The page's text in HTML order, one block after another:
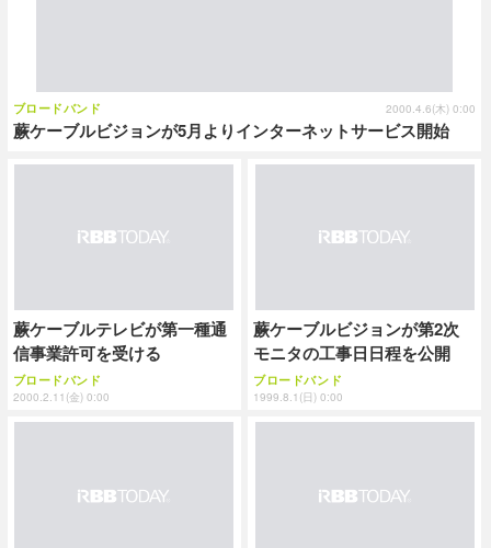
蕨ケーブルビジョンが5月よりインターネットサービス開始
ブロードバンド 2000.4.6(木) 0:00
蕨ケーブルテレビが第一種通
信事業許可を受ける
ブロードバンド
2000.2.11(金) 0:00
蕨ケーブルビジョンが第2次
モニタの工事日日程を公開
ブロードバンド
1999.8.1(日) 0:00